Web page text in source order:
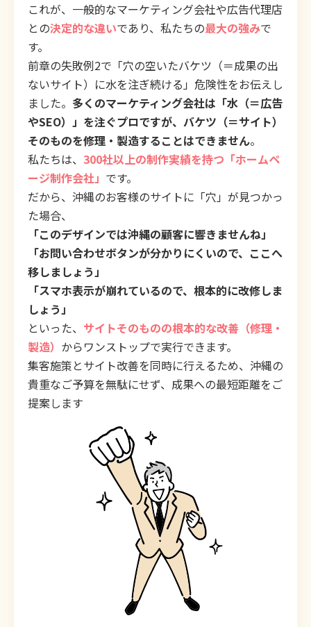
これが、一般的なマーケティング会社や広告代理店
との決定的な違いであり、私たちの最大の強みで
す。
前章の失敗例2で「穴の空いたバケツ（＝成果の出
ないサイト）に水を注ぎ続ける」危険性をお伝えし
ました。 多くのマーケティング会社は「水（＝広告
やSEO）」を注ぐプロですが、バケツ（＝サイト）
そのものを修理・製造することはできません。
私たちは、 300社以上の制作実績を持つ「ホームペ
ージ制作会社」 です。
だから、沖縄のお客様のサイトに「穴」が見つかっ
た場合、
「このデザインでは沖縄の顧客に響きませんね」
「お問い合わせボタンが分かりにくいので、ここへ
移しましょう」
「スマホ表示が崩れているので、根本的に改修しま
しょう」
といった、 サイトそのものの根本的な改善（修理・
製造） からワンストップで実行できます。
集客施策とサイト改善を同時に行えるため、沖縄の
貴重なご予算を無駄にせず、成果への最短距離をご
提案します